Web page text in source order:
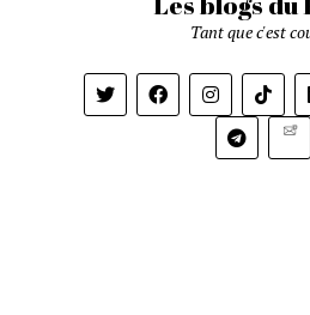
Tant que c'est